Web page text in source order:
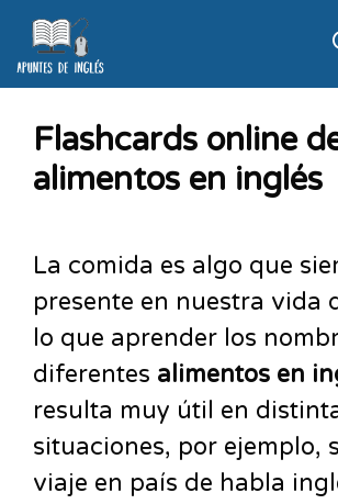
Flashcards online
alimentos en inglés
La comida es algo que
presente en nuestra vida
lo que aprender los
diferentes alimentos en
resulta muy útil en
situaciones, por ejemplo,
viaje en país de habla